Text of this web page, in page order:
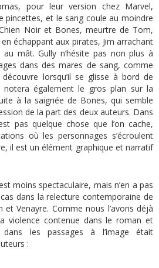
pour leur version chez Marvel,
pincettes, et le sang coule au moindre
Noir et Bones, meurtre de Tom,
échappant aux pirates, Jim arrachant
mât. Gully n’hésite pas non plus à
dans des mares de sang, comme
lorsqu’il se glisse à bord de
également le gros plan sur la
à la saignée de Bones, qui semble
de la part des deux auteurs. Dans
pas quelque chose que l’on cache,
où les personnages s’écroulent
il est un élément graphique et narratif
moins spectaculaire, mais n’en a pas
dans la relecture contemporaine de
et Venayre. Comme nous l’avons déjà
violence contenue dans le roman et
les passages à l’image était
: